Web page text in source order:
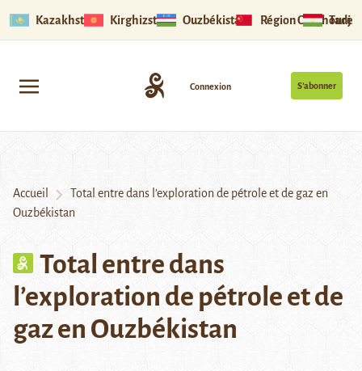
Kazakhstan Kirghizstan Ouzbékistan Région Ouïghoure
S’abonner
Connexion
Accueil
Total entre dans l’exploration de pétrole et de gaz en
Ouzbékistan
Total entre dans
l’exploration de pétrole et de
gaz en Ouzbékistan